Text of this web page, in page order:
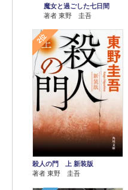
魔女と過ごした七日間
著者 東野 圭吾
2位
殺人の門 上 新装版
著者 東野 圭吾